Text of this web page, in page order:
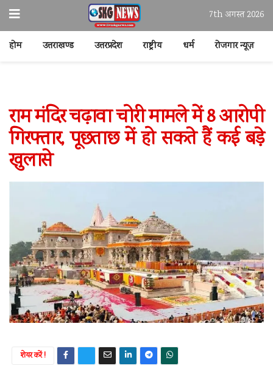
7th अगस्त 2026
होम उत्तराखण्ड उत्तरप्रदेश राष्ट्रीय धर्म रोजगार न्यूज़
राम मंदिर चढ़ावा चोरी मामले में 8 आरोपी
गिरफ्तार, पूछताछ में हो सकते हैं कई बड़े
खुलासे
शेयर करें !